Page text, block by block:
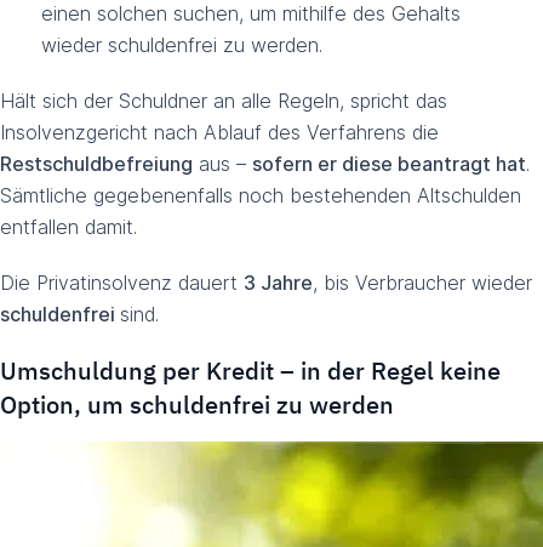
einen solchen suchen, um mithilfe des Gehalts
wieder schuldenfrei zu werden.
Hält sich der Schuldner an alle Regeln, spricht das
Insolvenzgericht nach Ablauf des Verfahrens die
Restschuldbefreiung aus – sofern er diese beantragt hat.
Sämtliche gegebenenfalls noch bestehenden Altschulden
entfallen damit.
Die Privatinsolvenz dauert 3 Jahre, bis Verbraucher wieder
schuldenfrei sind.
Umschuldung per Kredit – in der Regel keine
Option, um schuldenfrei zu werden